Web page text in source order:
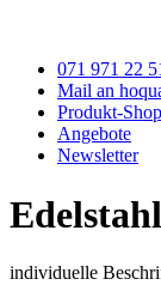
071 971 22
Mail an
Produkt-Shop
Angebote
Newsletter
individuelle